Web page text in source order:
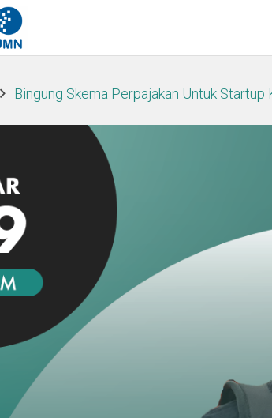
Bingung Skema Perpajakan Untuk Startup